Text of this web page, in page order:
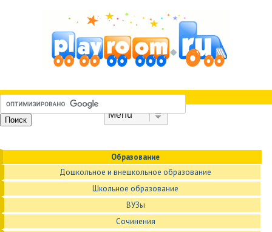
Образование
Дошкольное и внешкольное образование
Школьное образование
ВУЗы
Сочинения